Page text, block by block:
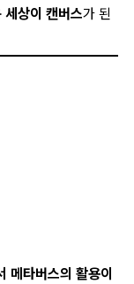
세상이 캔버스가 된
메타버스의 활용이